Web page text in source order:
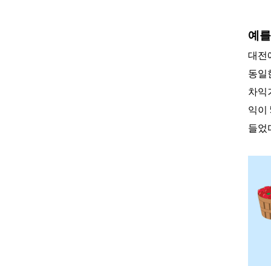
예
대전
동일
차익
익이
들었